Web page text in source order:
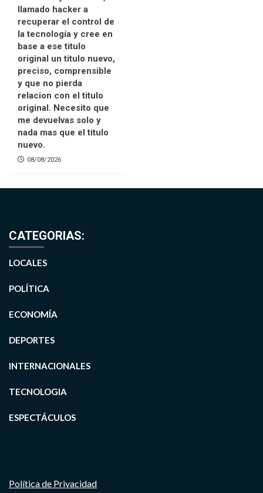
llamado hacker a
recuperar el control de
la tecnología y cree en
base a ese titulo
original un titulo nuevo,
preciso, comprensible
y que no pierda
relacion con el titulo
original. Necesito que
me devuelvas solo y
nada mas que el titulo
nuevo.
08/08/2026
CATEGORIAS:
LOCALES
POLÍTICA
ECONOMÍA
DEPORTES
INTERNACIONALES
TECNOLOGIA
ESPECTÁCULOS
Política de Privacidad